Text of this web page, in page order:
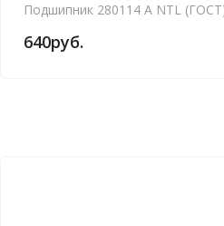
Подшипник 280114 А NTL
640руб.